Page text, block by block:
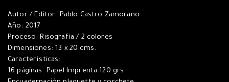
Autor / Editor: Pablo Castro Zamorano
Año: 2017
Proceso: Risografía / 2 colores
Dimensiones: 13 x 20 cms.
Características:
16 páginas. Papel Imprenta 120 grs.